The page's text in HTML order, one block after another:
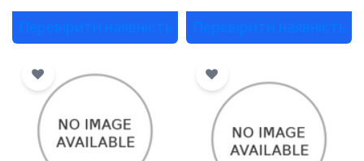
Перевірити наявність Перевірити наявність